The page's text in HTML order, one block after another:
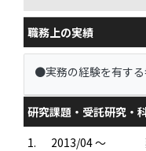
職務上の実績
●実務の経験を有す
研究課題・受託研究・
1.
2013/04 ～